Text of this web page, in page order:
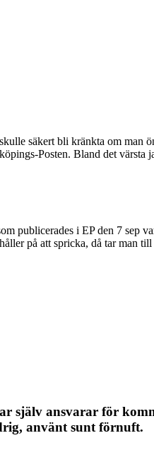
säkert bli kränkta om man
Posten. Bland det värsta
publicerades i EP den 7 sep
på att spricka, då tar man
själv ansvarar för
använt sunt förnuft.